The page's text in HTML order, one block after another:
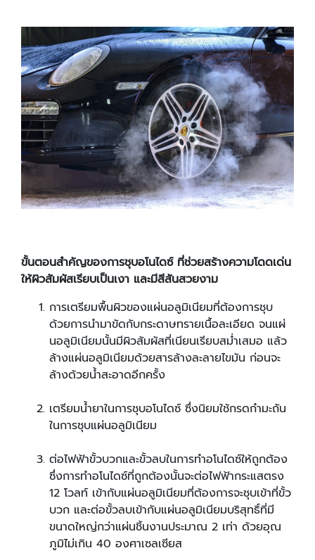
ขั้นตอนสำคัญของการชุบอโนไดซ์ ที่ช่วยสร้างความโดดเด่น
ให้ผิวสัมผัสเรียบเป็นเงา และมีสีสันสวยงาม
การเตรียมพื้นผิวของแผ่นอลูมิเนียมที่ต้องการชุบ
ด้วยการนำมาขัดกับกระดาษทรายเนื้อละเอียด จนแผ่
นอลูมิเนียมนั้นมีผิวสัมผัสที่เนียนเรียบสม่ำเสมอ แล้ว
ล้างแผ่นอลูมิเนียมด้วยสารล้างละลายไขมัน ก่อนจะ
ล้างด้วยน้ำสะอาดอีกครั้ง
เตรียมน้ำยาในการชุบอโนไดซ์ ซึ่งนิยมใช้กรดกำมะถัน
ในการชุบแผ่นอลูมิเนียม
ต่อไฟฟ้าขั้วบวกและขั้วลบในการทำอโนไดซ์ให้ถูกต้อง
ซึ่งการทำอโนไดซ์ที่ถูกต้องนั้นจะต่อไฟฟ้ากระแสตรง
12 โวลท์ เข้ากับแผ่นอลูมิเนียมที่ต้องการจะชุบเข้าที่ขั้ว
บวก และต่อขั้วลบเข้ากับแผ่นอลูมิเนียมบริสุทธิ์ที่มี
ขนาดใหญ่กว่าแผ่นชิ้นงานประมาณ 2 เท่า ด้วยอุณ
ภูมิไม่เกิน 40 องศาเซลเซียส